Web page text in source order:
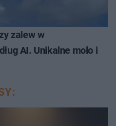
zalew w
AI. Unikalne molo i